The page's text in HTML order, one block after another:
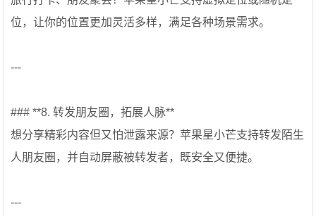
位，让你的位置更加灵活多样，满足各种场景需求。
---
### **8. 转发朋友圈，拓展人脉**
想分享精彩内容但又怕泄露来源？苹果星小芒支持转发陌生
人朋友圈，并自动屏蔽被转发者，既安全又便捷。
---